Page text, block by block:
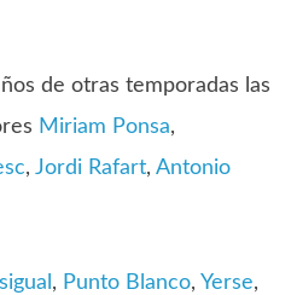
de otras temporadas las
Miriam Ponsa,
,Jordi Rafart,Antonio
, Punto Blanco,Yerse,